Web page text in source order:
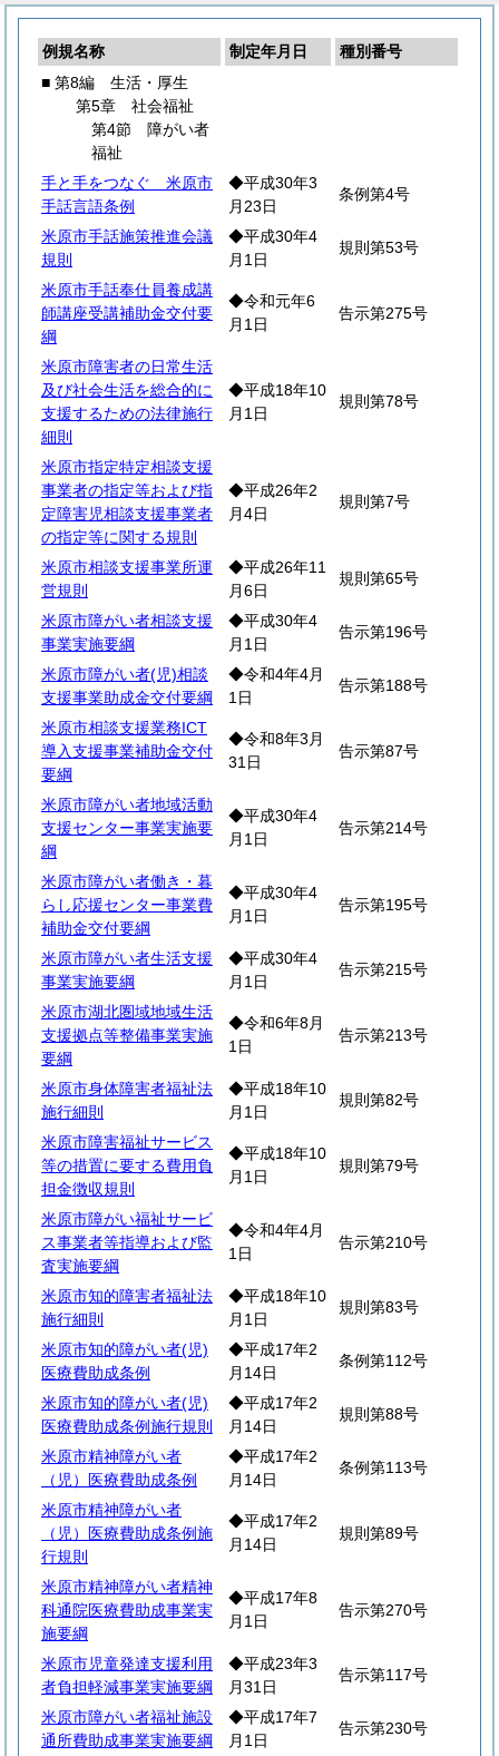
例規名称 制定年月日
種別番号
■ 第8編 生活・厚生
第5章 社会福祉
第4節 障がい者
福祉
手と手をつなぐ 米原市
手話言語条例
◆平成30年3
月23日
条例第4号
米原市手話施策推進会議
規則
◆平成30年4
月1日
規則第53号
米原市手話奉仕員養成講
師講座受講補助金交付要
綱
◆令和元年6
月1日
告示第275号
米原市障害者の日常生活
及び社会生活を総合的に
支援するための法律施行
細則
◆平成18年10
月1日
規則第78号
米原市指定特定相談支援
事業者の指定等および指
定障害児相談支援事業者
の指定等に関する規則
◆平成26年2
月4日
規則第7号
米原市相談支援事業所運
営規則
◆平成26年11
月6日
規則第65号
米原市障がい者相談支援
事業実施要綱
◆平成30年4
月1日
告示第196号
米原市障がい者(児)相談
支援事業助成金交付要綱
◆令和4年4月
1日
告示第188号
米原市相談支援業務ICT
導入支援事業補助金交付
要綱
◆令和8年3月
31日
告示第87号
米原市障がい者地域活動
支援センター事業実施要
綱
◆平成30年4
月1日
告示第214号
米原市障がい者働き・暮
らし応援センター事業費
補助金交付要綱
◆平成30年4
月1日
告示第195号
米原市障がい者生活支援
事業実施要綱
◆平成30年4
月1日
告示第215号
米原市湖北圏域地域生活
支援拠点等整備事業実施
要綱
◆令和6年8月
1日
告示第213号
米原市身体障害者福祉法
施行細則
◆平成18年10
月1日
規則第82号
米原市障害福祉サービス
等の措置に要する費用負
担金徴収規則
◆平成18年10
月1日
規則第79号
米原市障がい福祉サービ
ス事業者等指導および監
査実施要綱
◆令和4年4月
1日
告示第210号
米原市知的障害者福祉法
施行細則
◆平成18年10
月1日
規則第83号
米原市知的障がい者(児)
医療費助成条例
◆平成17年2
月14日
条例第112号
米原市知的障がい者(児)
医療費助成条例施行規則
◆平成17年2
月14日
規則第88号
米原市精神障がい者
（児）医療費助成条例
◆平成17年2
月14日
条例第113号
米原市精神障がい者
（児）医療費助成条例施
行規則
◆平成17年2
月14日
規則第89号
米原市精神障がい者精神
科通院医療費助成事業実
施要綱
◆平成17年8
月1日
告示第270号
米原市児童発達支援利用
者負担軽減事業実施要綱
◆平成23年3
月31日
告示第117号
米原市障がい者福祉施設
通所費助成事業実施要綱
◆平成17年7
月1日
告示第230号